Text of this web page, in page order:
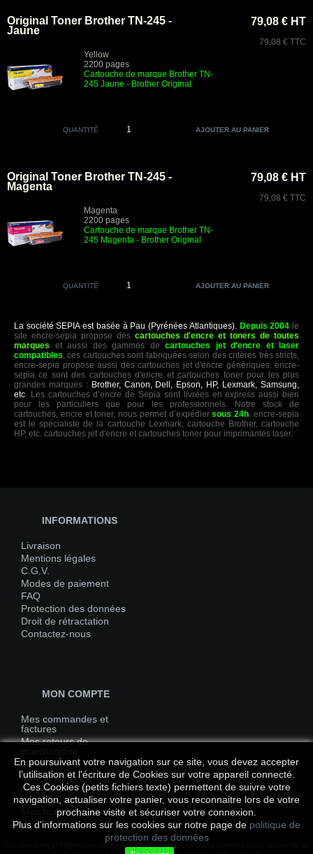
Original Toner Brother TN-245 -
Jaune
Yellow
2200 pages
Cartouche de marque Brother TN-
245 Jaune - Brother Original
79,08 € HT
79,08 € TTC
QUANTITÉ
Original Toner Brother TN-245 -
Magenta
Magenta
2200 pages
Cartouche de marque Brother TN-
245 Magenta - Brother Original
79,08 € HT
79,08 € TTC
QUANTITÉ
La société SEPIA est basée à Pau (Pyrénées Atlantiques). Depuis 2004 le
site encre-sepia propose des cartouches d'encre et toners de toutes
marques et aussi des gammes de cartouches jet d'encre et laser
compatibles, ces cartouches sont fabriquées selon des critères très stricts,
encre-sepia propose aussi des cartouches jet d'encre génériques. encre-
sepia ce sont des cartouches d'encre et cartouches toner pour les plus
grandes marques : Brother, Canon, Dell, Epson, HP, Lexmark, Samsung,
etc. Les cartouches d’encre de Sepia sont livrées en express aussi bien
pour les particuliers que pour les professionnels. Notre stock de
cartouches, encre et toner, nous permet d’expédiersous 24h. encre-sepia
est le spécialiste de la cartouche Lexmark, cartouche Brother, cartouche
HP, etc. cartouches jet d'encre et cartouches toner pour imprimantes laser.
INFORMATIONS
Livraison
Mentions légales
C.G.V.
Modes de paiement
FAQ
Protection des données
Droit de rétractation
Contactez-nous
Les marques et références citées restent la propriété de leurs constructeurs respectifs et
MON COMPTE
Mes commandes et
factures
Mes retours de
Mes avoirs
Mes adresses
Mes informations
personnelles
Mes bons de réduction
En poursuivant votre navigation sur ce site, vous devez accepter
l’utilisation et l'écriture de Cookies sur votre appareil connecté.
Ces Cookies (petits fichiers texte) permettent de suivre votre
navigation, actualiser votre panier, vous reconnaitre lors de votre
prochaine visite et sécuriser votre connexion.
Plus d'informations sur les cookies sur notre page de politique de
protection des données